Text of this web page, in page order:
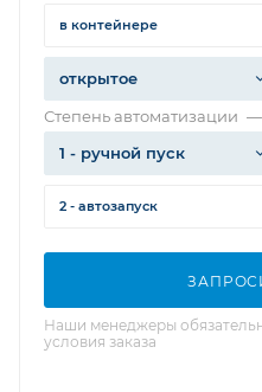
в контейнере
открытое
Степень автоматизации —
1 - ручной пуск
2 - автозапуск
Наши менеджеры
условия заказа